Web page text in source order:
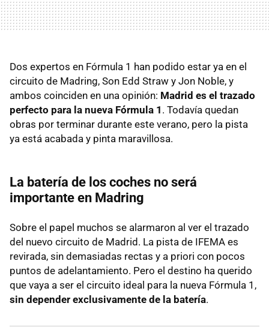
Dos expertos en Fórmula 1 han podido estar ya en el
circuito de Madring, Son Edd Straw y Jon Noble, y
ambos coinciden en una opinión: Madrid es el trazado
perfecto para la nueva Fórmula 1 . Todavía quedan
obras por terminar durante este verano, pero la pista
ya está acabada y pinta maravillosa.
La batería de los coches no será
importante en Madring
Sobre el papel muchos se alarmaron al ver el trazado
del nuevo circuito de Madrid. La pista de IFEMA es
revirada, sin demasiadas rectas y a priori con pocos
puntos de adelantamiento. Pero el destino ha querido
que vaya a ser el circuito ideal para la nueva Fórmula 1,
sin depender exclusivamente de la batería.